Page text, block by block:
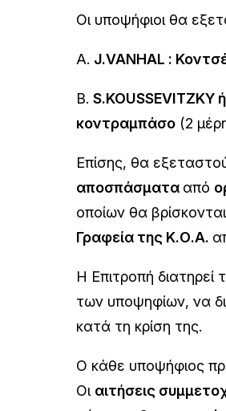
Οι υποψήφιοι θα
Α. J.VANHAL :
B. S.KOUSSEVITZKY
κοντραμπάσο(2
Επίσης, θα
αποσπάσματα από
οποίων θα
Γραφεία της Κ.Ο.Α.
Η Επιτροπή διατηρεί
των υποψηφίων, να
κατά τη κρίση της.
Ο κάθε υποψήφιος
Οι αιτήσεις